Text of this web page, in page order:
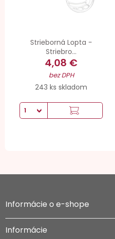
Strieborná Lopta -
Striebro...
4,08 €
bez DPH
243 ks skladom
Informácie o e-shope
Informácie